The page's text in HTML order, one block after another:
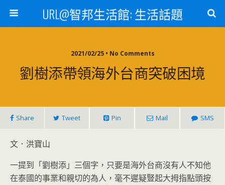
URL@智邦生活館: 生活話題
2021/02/25 • No Comments
劉樹添帶領海外台商突破困境
Share Tweet Pin Mail SMS
文．洪寶山
一提到「劉樹添」三個字，只要是海外台商沒有人不知他
在泰國的事業和親切的為人，毫不遲疑豎起大拇指點頭按